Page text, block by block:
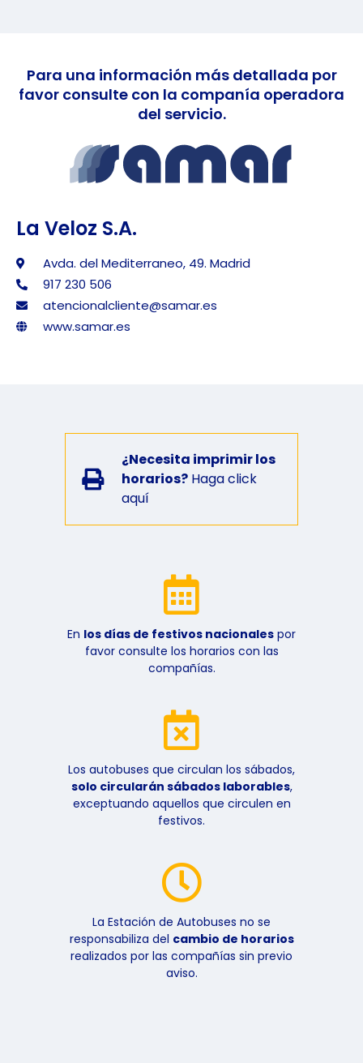
Para una información más detallada por
favor consulte con la companía operadora
del servicio.
La Veloz S.A.
Avda. del Mediterraneo, 49. Madrid
917 230 506
atencionalcliente@samar.es
www.samar.es
¿Necesita imprimir los
horarios?Haga click
aquí
En los días de festivos nacionales por
favor consulte los horarios con las
compañías.
Los autobuses que circulan los sábados,
solo circularán sábados laborables,
exceptuando aquellos que circulen en
festivos.
La Estación de Autobuses no se
responsabiliza del cambio de horarios
realizados por las compañías sin previo
aviso.